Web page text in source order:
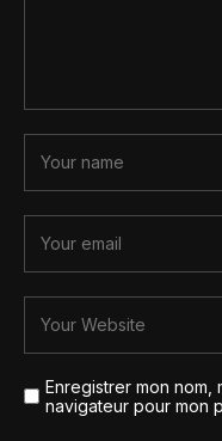
Enregistrer mon nom,
navigateur pour mon